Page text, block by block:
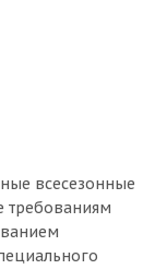
всесезонные
требованиям